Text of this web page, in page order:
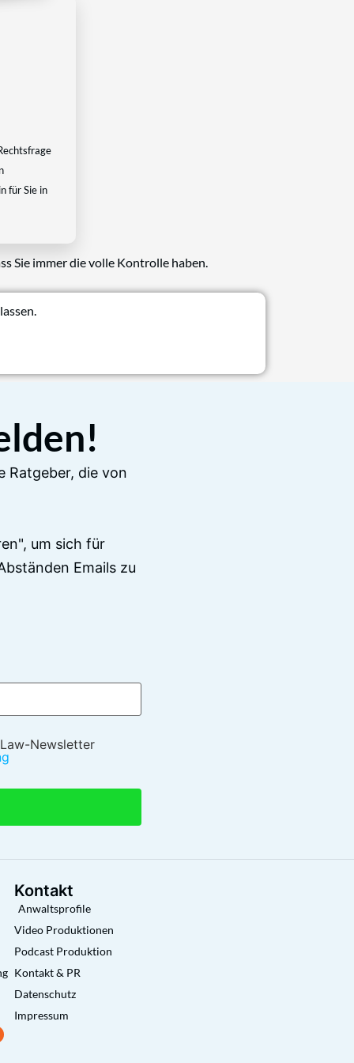
für Sie in
Sie immer die volle Kontrolle haben.
Ratgeber, die von
um sich für
Emails zu
Newsletter
Kontakt
Anwaltsprofile
Video Produktionen
Podcast Produktion
Kontakt & PR
Datenschutz
Impressum